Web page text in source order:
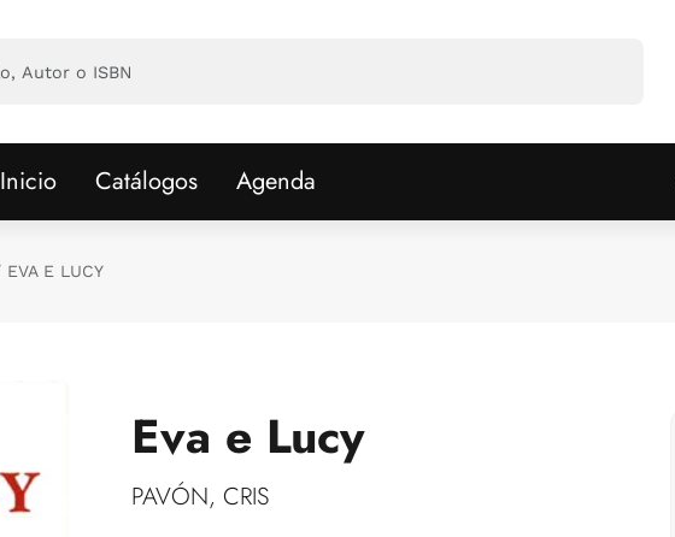
Inicio Catálogos Agenda
EVA E LUCY
Eva e Lucy
PAVÓN, CRIS